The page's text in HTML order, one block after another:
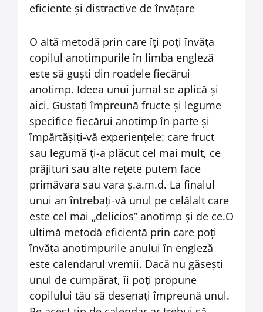
O altă metodă prin care îți poți învăța
copilul anotimpurile în limba engleză
este să guști din roadele fiecărui
anotimp. Ideea unui jurnal se aplică și
aici. Gustați împreună fructe și legume
specifice fiecărui anotimp în parte și
împărtășiți-vă experiențele: care fruct
sau legumă ți-a plăcut cel mai mult, ce
prăjituri sau alte rețete putem face
primăvara sau vara ș.a.m.d. La finalul
unui an întrebați-vă unul pe celălalt care
este cel mai „delicios” anotimp și de ce.O
ultimă metodă eficientă prin care poți
învăța anotimpurile anului în engleză
este calendarul vremii. Dacă nu găsești
unul de cumpărat, îi poți propune
copilului tău să desenați împreună unul.